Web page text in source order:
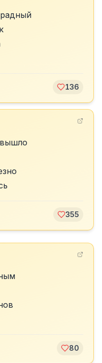
136
355
80